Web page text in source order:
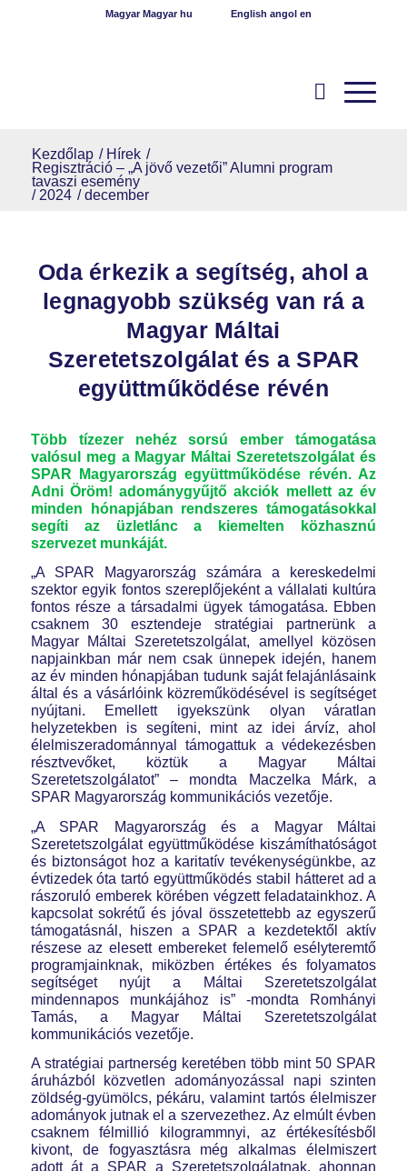
Magyar Magyar hu English angol en
Kezdőlap / Hírek /
Regisztráció – „A jövő vezetői” Alumni program
tavaszi esemény
/ 2024 / december
Oda érkezik a segítség, ahol a
legnagyobb szükség van rá a
Magyar Máltai
Szeretetszolgálat és a SPAR
együttműködése révén
Több tízezer nehéz sorsú ember támogatása
valósul meg a Magyar Máltai Szeretetszolgálat és
SPAR Magyarország együttműködése révén. Az
Adni Öröm! adománygyűjtő akciók mellett az év
minden hónapjában rendszeres támogatásokkal
segíti az üzletlánc a kiemelten közhasznú
szervezet munkáját.
„A SPAR Magyarország számára a kereskedelmi
szektor egyik fontos szereplőjeként a vállalati kultúra
fontos része a társadalmi ügyek támogatása. Ebben
csaknem 30 esztendeje stratégiai partnerünk a
Magyar Máltai Szeretetszolgálat, amellyel közösen
napjainkban már nem csak ünnepek idején, hanem
az év minden hónapjában tudunk saját felajánlásaink
által és a vásárlóink közreműködésével is segítséget
nyújtani. Emellett igyekszünk olyan váratlan
helyzetekben is segíteni, mint az idei árvíz, ahol
élelmiszeradománnyal támogattuk a védekezésben
résztvevőket, köztük a Magyar Máltai
Szeretetszolgálatot” – mondta Maczelka Márk, a
SPAR Magyarország kommunikációs vezetője.
„A SPAR Magyarország és a Magyar Máltai
Szeretetszolgálat együttműködése kiszámíthatóságot
és biztonságot hoz a karitatív tevékenységünkbe, az
évtizedek óta tartó együttműködés stabil hátteret ad a
rászoruló emberek körében végzett feladatainkhoz. A
kapcsolat sokrétű és jóval összetettebb az egyszerű
támogatásnál, hiszen a SPAR a kezdetektől aktív
részese az elesett embereket felemelő esélyteremtő
programjainknak, miközben értékes és folyamatos
segítséget nyújt a Máltai Szeretetszolgálat
mindennapos munkájához is” -mondta Romhányi
Tamás, a Magyar Máltai Szeretetszolgálat
kommunikációs vezetője.
A stratégiai partnerség keretében több mint 50 SPAR
áruházból közvetlen adományozással napi szinten
zöldség-gyümölcs, pékáru, valamint tartós élelmiszer
adományok jutnak el a szervezethez. Az elmúlt évben
csaknem félmillió kilogrammnyi, az értékesítésből
kivont, de fogyasztásra még alkalmas élelmiszert
adott át a SPAR a Szeretetszolgálatnak, ahonnan